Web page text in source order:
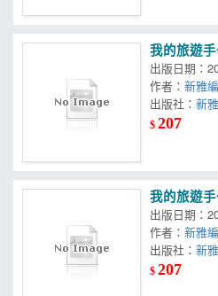
我的旅遊
出版日期：
作者：新雅
出版社：
$207
我的旅遊
出版日期：
作者：新雅
出版社：
$207